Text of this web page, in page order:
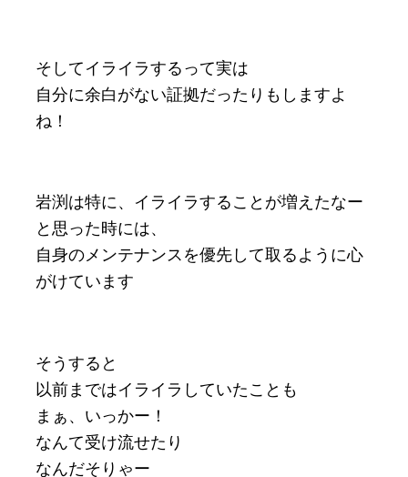
そしてイライラするって実は
自分に余白がない証拠だったりもしますよ
ね！
岩渕は特に、イライラすることが増えたなー
と思った時には、
自身のメンテナンスを優先して取るように心
がけています
そうすると
以前まではイライラしていたことも
まぁ、いっかー！
なんて受け流せたり
なんだそりゃー